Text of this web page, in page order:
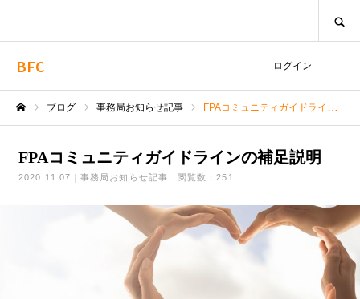
BFC ログイン
ブログ 事務局お知らせ記事 FPAコミュニティガイドラインの補足説明
FPAコミュニティガイドラインの補足説明
2020.11.07 事務局お知らせ記事 閲覧数：251